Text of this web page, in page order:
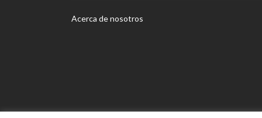
Acerca de nosotros